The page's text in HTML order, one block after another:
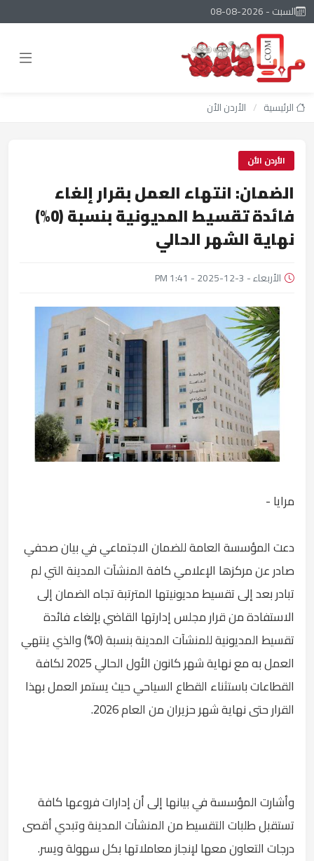
السبت - 2026-08-08
الرئيسية / الأردن الأن
الأردن الأن
الضمان: انتهاء العمل بقرار إلغاء
فائدة تقسيط المديونية بنسبة (0%)
نهاية الشهر الحالي
الأربعاء - 3-12-2025 - 1:41 PM
مرايا -
دعت المؤسسة العامة للضمان الاجتماعي في بيان صحفي
صادر عن مركزها الإعلامي كافة المنشآت المدينة التي لم
تبادر بعد إلى تقسيط مديونيتها المترتبة تجاه الضمان إلى
الاستفادة من قرار مجلس إدارتها القاضي بإلغاء فائدة
تقسيط المديونية للمنشآت المدينة بنسبة (0%) والذي ينتهي
العمل به مع نهاية شهر كانون الأول الحالي 2025 لكافة
القطاعات باستثناء القطاع السياحي حيث يستمر العمل بهذا
القرار حتى نهاية شهر حزيران من العام 2026.
وأشارت المؤسسة في بيانها إلى أن إدارات فروعها كافة
تستقبل طلبات التقسيط من المنشآت المدينة وتبدي أقصى
درجات التعاون معها لإنجاز معاملاتها بكل سهولة ويسر.